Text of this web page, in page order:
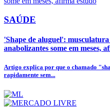
SAÚDE
'Shape de aluguel':
anabolizantes some em meses,
Artigo explica por que o chamado
rapidamente sem...